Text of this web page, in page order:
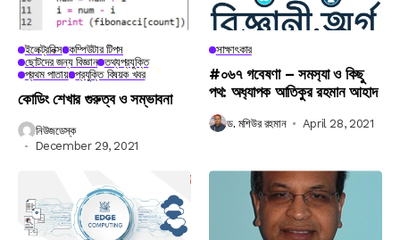
ইলেক্ট্রনিক্স কম্পিউটার টিপস
ছোটদের জন্য বিজ্ঞান তথ্যপ্রযুক্তি
প্রথম পাতায় প্রযুক্তি বিষয়ক খবর
কোডিং শেখার গুরুত্ব ও সম্ভাবনা
নিউজডেস্ক
December 29, 2021
সাক্ষাৎকার
#০৬৭ গবেষণা – সমস‍্যা ও কিছু
পথ: অধ‍্যাপক আতিকুর রহমান আহাদ
ড. মশিউর রহমান April 28, 2021